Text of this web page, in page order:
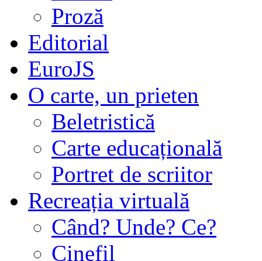
Proză
Editorial
EuroJS
O carte, un prieten
Beletristică
Carte educațională
Portret de scriitor
Recreația virtuală
Când? Unde? Ce?
Cinefil